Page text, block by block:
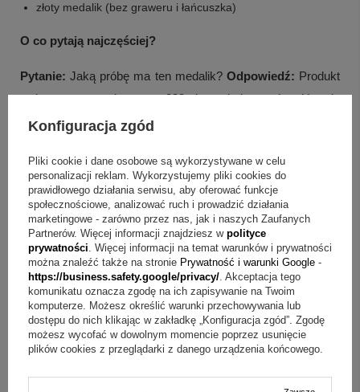
złoty medalik (bez graweru i łańcuszka)
O co pytają najczęściej?
Pytanie: Jaką próbę ma ten medalik? Odpowiedź: Produkt
wykonano ze złota pr. 333 i posiada cechę Urzędu
probierczego.
Pytanie: Jak wygląda motyw na medaliku? Odpowiedź:
medalik w kształcie okręgu z wizerunkiem Matki Boskiej
Fatimskiej.
Pytanie:Czy w komplecie jest łańcuszek lub grawer?
Odpowiedź:W skład zestawu wchodzi sam medalik, bez
graweru i łańcuszka.
Pytanie:
Na jakie uroczystości pasuje ten model?
Odpowiedź:Jest polecany na Narodziny, Chrzest, I
Komunię świętą, Bierzmowanie oraz inne okoliczności.
Konfiguracja zgód
Pliki cookie i dane osobowe są wykorzystywane w celu
personalizacji reklam. Wykorzystujemy pliki cookies do
prawidłowego działania serwisu, aby oferować funkcje
społecznościowe, analizować ruch i prowadzić działania
marketingowe - zarówno przez nas, jak i naszych Zaufanych
Partnerów. Więcej informacji znajdziesz w polityce
prywatności . Więcej informacji na temat warunków i prywatności
można znaleźć także na stronie Prywatność i warunki Google -
https://business.safety.google/privacy/ . Akceptacja tego
komunikatu oznacza zgodę na ich zapisywanie na Twoim
komputerze. Możesz określić warunki przechowywania lub
dostępu do nich klikając w zakładkę „Konfiguracja zgód”. Zgodę
możesz wycofać w dowolnym momencie poprzez usunięcie
plików cookies z przeglądarki z danego urządzenia końcowego.